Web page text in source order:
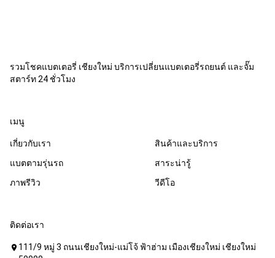
รวมโชคแบตเตอรี่ เชียงใหม่ บริการเปลี่ยนแบตเตอรี่รถยนต์ และจั๊ม
สตาร์ท 24 ชั่วโมง
เมนู
เกี่ยวกับเรา
สินค้าและบริการ
แบตตามรุ่นรถ
สาระน่ารู้
ภาพรีวิว
วีดีโอ
ติดต่อเรา
location_on 111/9 หมู่ 3 ถนนเชียงใหม่-แม่โจ้ ฟ้าฮ่าม เมืองเชียงใหม่ เชียงใหม่